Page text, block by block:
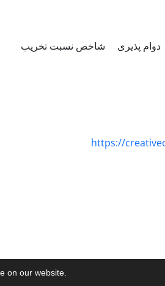
on our website.
دوام پذیری
شاخص نسبت تخریب
https://